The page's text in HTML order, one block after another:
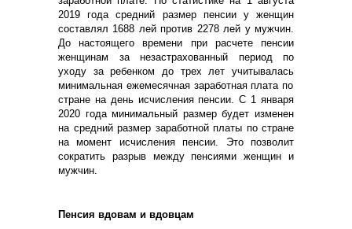
2019 года средний размер пенсии у женщин
составлял 1688 лей против 2278 лей у мужчин.
Донастоящего времени при расчете пенсии
женщинам за незастрахованный период по
уходу за ребенком до трех лет учитывалась
минимальная ежемесячная заработная плата по
стране на день исчисления пенсии.С 1 января
2020 года минимальный размер будет изменен
на средний размер заработной платы по стране
на момент исчисления пенсии. Это позволит
сократить разрыв между пенсиями женщин и
мужчин.
Пенсия вдовам и вдовцам